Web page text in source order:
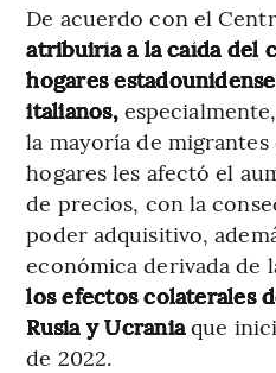
De acuerdo con el
atribuiría a la caída del
hogares
italianos,
la mayoría de
hogares les afectó el
de precios, con la
poder adquisitivo,
económica derivada de
los efectos colaterales
Rusia y Ucraniaque
de 2022.